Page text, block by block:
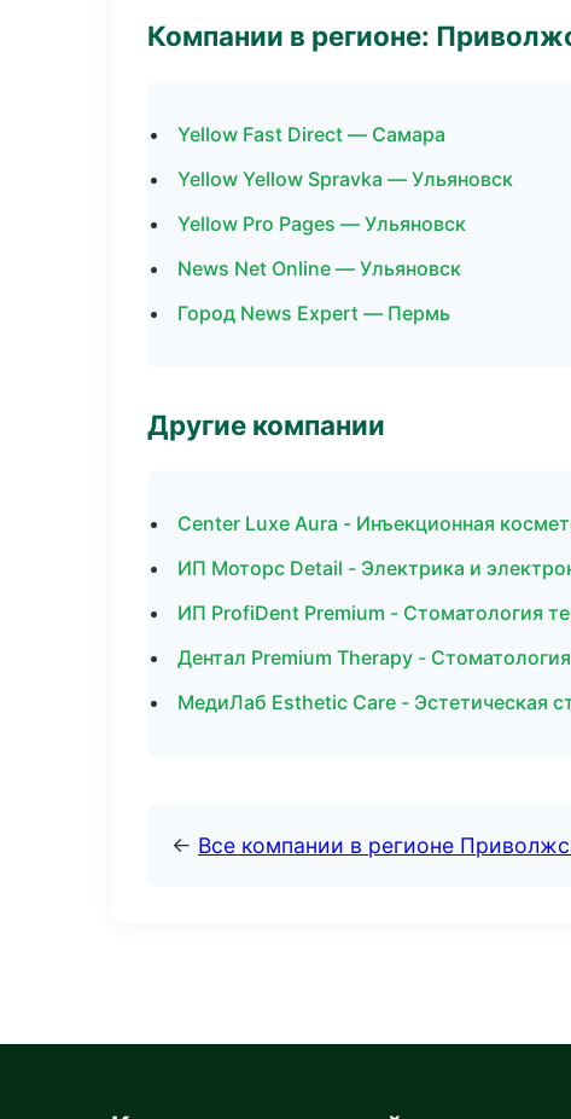
Компании в регионе:
Yellow Fast Direct — Самара
Yellow Yellow Spravka — Ульяновск
Yellow Pro Pages — Ульяновск
News Net Online — Ульяновск
Город News Expert — Пермь
Другие компании
Center Luxe Aura - Инъекционная
ИП Моторс Detail - Электрика и
ИП ProfiDent Premium - Стоматология
Дентал Premium Therapy -
МедиЛаб Esthetic Care - Эстетическая
← Все компании в регионе